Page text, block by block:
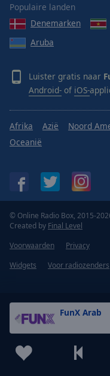
FunX Arab
Populaire landen
Denemarken
Aruba
Luister gratis naar
Android- of iOS-
Afrika Azië Noord
Oceanië
© Online Radio Box, 2015-
Created by Final Level
Voorwaarden
Privacy
Widgets
Voor radiozenders